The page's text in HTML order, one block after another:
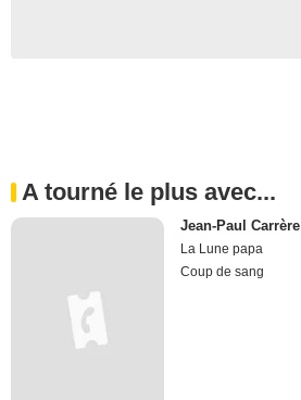
A tourné le plus avec...
Jean-Paul Carrère
La Lune papa
Coup de sang